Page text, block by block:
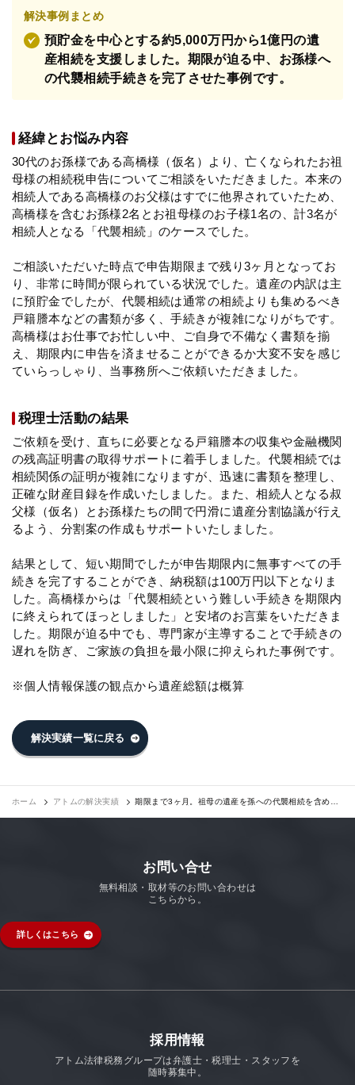
解決事例まとめ
預貯金を中心とする約5,000万円から1億円の遺
産相続を支援しました。期限が迫る中、お孫様へ
の代襲相続手続きを完了させた事例です。
経緯とお悩み内容
30代のお孫様である高橋様（仮名）より、亡くなられたお祖
母様の相続税申告についてご相談をいただきました。本来の
相続人である高橋様のお父様はすでに他界されていたため、
高橋様を含むお孫様2名とお祖母様のお子様1名の、計3名が
相続人となる「代襲相続」のケースでした。
ご相談いただいた時点で申告期限まで残り3ヶ月となってお
り、非常に時間が限られている状況でした。遺産の内訳は主
に預貯金でしたが、代襲相続は通常の相続よりも集めるべき
戸籍謄本などの書類が多く、手続きが複雑になりがちです。
高橋様はお仕事でお忙しい中、ご自身で不備なく書類を揃
え、期限内に申告を済ませることができるか大変不安を感じ
ていらっしゃり、当事務所へご依頼いただきました。
税理士活動の結果
ご依頼を受け、直ちに必要となる戸籍謄本の収集や金融機関
の残高証明書の取得サポートに着手しました。代襲相続では
相続関係の証明が複雑になりますが、迅速に書類を整理し、
正確な財産目録を作成いたしました。また、相続人となる叔
父様（仮名）とお孫様たちの間で円滑に遺産分割協議が行え
るよう、分割案の作成もサポートいたしました。
結果として、短い期間でしたが申告期限内に無事すべての手
続きを完了することができ、納税額は100万円以下となりま
した。高橋様からは「代襲相続という難しい手続きを期限内
に終えられてほっとしました」と安堵のお言葉をいただきま
した。期限が迫る中でも、専門家が主導することで手続きの
遅れを防ぎ、ご家族の負担を最小限に抑えられた事例です。
※個人情報保護の観点から遺産総額は概算
解決実績一覧に戻る
ホーム アトムの解決実績
期限まで3ヶ月。祖母の遺産を孫への代襲相続を含め円
お問い合せ
無料相談・取材等のお問い合わせは
こちらから。
詳しくはこちら
採用情報
アトム法律税務グループは弁護士・税理士・スタッフを
随時募集中。
特設サイト
相談先情報サイト
プライバシーポリシー 利用規約 内部通報 お役立ち
TikTok受賞 定義集 動画集